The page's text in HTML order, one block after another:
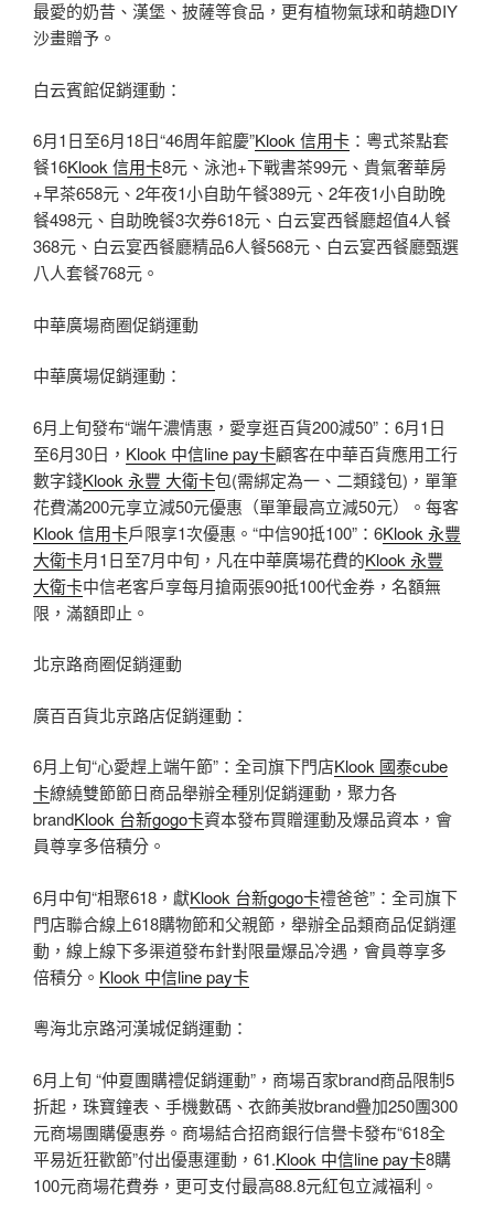
最愛的奶昔、漢堡、披薩等食品，更有植物氣球和萌趣DIY
沙畫贈予。
白云賓館促銷運動：
6月1日至6月18日“46周年館慶”Klook 信用卡 ：粵式茶點套
餐16Klook 信用卡8元、泳池+下戰書茶99元、貴氣奢華房
+早茶658元、2年夜1小自助午餐389元、2年夜1小自助晚
餐498元、自助晚餐3次券618元、白云宴西餐廳超值4人餐
368元、白云宴西餐廳精品6人餐568元、白云宴西餐廳甄選
八人套餐768元。
中華廣場商圈促銷運動
中華廣場促銷運動：
6月上旬發布“端午濃情惠，愛享逛百貨200減50”：6月1日
至6月30日， Klook 中信line pay卡顧客在中華百貨應用工行
數字錢Klook 永豐 大衛卡包(需綁定為一、二類錢包)，單筆
花費滿200元享立減50元優惠（單筆最高立減50元）。每客
Klook 信用卡戶限享1次優惠。“中信90抵100”：6Klook 永豐
大衛卡月1日至7月中旬，凡在中華廣場花費的Klook 永豐
大衛卡中信老客戶享每月搶兩張90抵100代金券，名額無
限，滿額即止。
北京路商圈促銷運動
廣百百貨北京路店促銷運動：
6月上旬“心愛趕上端午節”：全司旗下門店Klook 國泰cube
卡繚繞雙節節日商品舉辦全種別促銷運動，聚力各
brandKlook 台新gogo卡資本發布買贈運動及爆品資本，會
員尊享多倍積分。
6月中旬“相聚618，獻Klook 台新gogo卡禮爸爸”：全司旗下
門店聯合線上618購物節和父親節，舉辦全品類商品促銷運
動，線上線下多渠道發布針對限量爆品冷遇，會員尊享多
倍積分。 Klook 中信line pay卡
粵海北京路河漢城促銷運動：
6月上旬 “仲夏團購禮促銷運動”，商場百家brand商品限制5
折起，珠寶鐘表、手機數碼、衣飾美妝brand疊加250團300
元商場團購優惠券。商場結合招商銀行信譽卡發布“618全
平易近狂歡節”付出優惠運動，61.Klook 中信line pay卡8購
100元商場花費券，更可支付最高88.8元紅包立減福利。